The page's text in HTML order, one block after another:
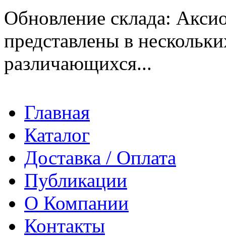
Обновление склада:
представлены в
различающихся...
Главная
Каталог
Доставка / Оплата
Публикации
О Компании
Контакты